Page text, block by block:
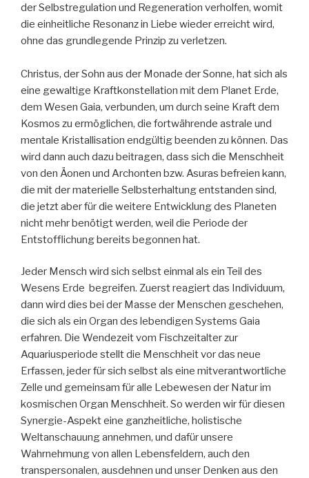
der Selbstregulation und Regeneration verholfen, womit
die einheitliche Resonanz in Liebe wieder erreicht wird,
ohne das grundlegende Prinzip zu verletzen.
Christus, der Sohn aus der Monade der Sonne, hat sich als
eine gewaltige Kraftkonstellation mit dem Planet Erde,
dem Wesen Gaia, verbunden, um durch seine Kraft dem
Kosmos zu ermöglichen, die fortwährende astrale und
mentale Kristallisation endgültig beenden zu können. Das
wird dann auch dazu beitragen, dass sich die Menschheit
von den Äonen und Archonten bzw. Asuras befreien kann,
die mit der materielle Selbsterhaltung entstanden sind,
die jetzt aber für die weitere Entwicklung des Planeten
nicht mehr benötigt werden, weil die Periode der
Entstofflichung bereits begonnen hat.
Jeder Mensch wird sich selbst einmal als ein Teil des
Wesens Erde begreifen. Zuerst reagiert das Individuum,
dann wird dies bei der Masse der Menschen geschehen,
die sich als ein Organ des lebendigen Systems Gaia
erfahren. Die Wendezeit vom Fischzeitalter zur
Aquariusperiode stellt die Menschheit vor das neue
Erfassen, jeder für sich selbst als eine mitverantwortliche
Zelle und gemeinsam für alle Lebewesen der Natur im
kosmischen Organ Menschheit. So werden wir für diesen
Synergie-Aspekt eine ganzheitliche, holistische
Weltanschauung annehmen, und dafür unsere
Wahrnehmung von allen Lebensfeldern, auch den
transpersonalen, ausdehnen und unser Denken aus den